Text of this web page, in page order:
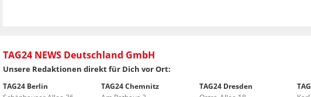
TAG24 NEWS Deutschland GmbH
Unsere Redaktionen direkt für Dich vor Ort:
TAG24 Berlin
TAG24 Chemnitz
TAG24 Dresden